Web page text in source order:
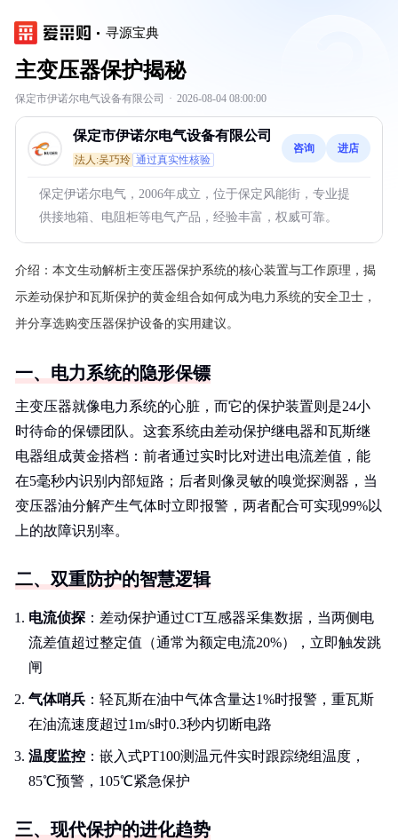
寻源宝典
主变压器保护揭秘
保定市伊诺尔电气设备有限公司 · 2026-08-04 08:00:00
保定市伊诺尔电气设备有限公司
法人:吴巧玲 通过真实性核验
咨询 进店
保定伊诺尔电气，2006年成立，位于保定风能街，专业提
供接地箱、电阻柜等电气产品，经验丰富，权威可靠。
介绍： 本文生动解析主变压器保护系统的核心装置与工作原理，揭
示差动保护和瓦斯保护的黄金组合如何成为电力系统的安全卫士，
并分享选购变压器保护设备的实用建议。
一、电力系统的隐形保镖
主变压器就像电力系统的心脏，而它的保护装置则是24小
时待命的保镖团队。这套系统由差动保护继电器和瓦斯继
电器组成黄金搭档：前者通过实时比对进出电流差值，能
在5毫秒内识别内部短路；后者则像灵敏的嗅觉探测器，当
变压器油分解产生气体时立即报警，两者配合可实现99%以
上的故障识别率。
二、双重防护的智慧逻辑
电流侦探 ：差动保护通过CT互感器采集数据，当两侧电
流差值超过整定值（通常为额定电流20%），立即触发跳
闸
气体哨兵 ：轻瓦斯在油中气体含量达1%时报警，重瓦斯
在油流速度超过1m/s时0.3秒内切断电路
温度监控 ：嵌入式PT100测温元件实时跟踪绕组温度，
85℃预警，105℃紧急保护
三、现代保护的进化趋势